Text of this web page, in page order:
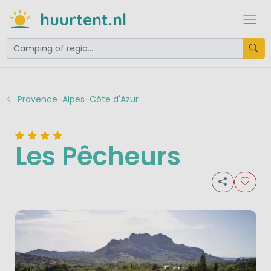
huurtent.nl
Provence-Alpes-Côte d'Azur
Les Pêcheurs